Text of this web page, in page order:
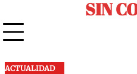
to
content
SIN
ACTUALIDAD